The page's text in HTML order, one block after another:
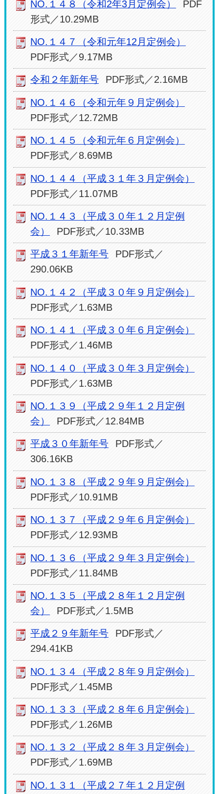
NO.１４８（令和2年3月定例会）
PDF
形式／10.29MB
NO.１４７（令和元年12月定例会）
PDF形式／9.17MB
令和２年新年号 PDF形式／2.16MB
NO.１４６（令和元年９月定例会）
PDF形式／12.72MB
NO.１４５（令和元年６月定例会）
PDF形式／8.69MB
NO.１４４（平成３１年３月定例会）
PDF形式／11.07MB
NO.１４３（平成３０年１２月定例
会）
PDF形式／10.33MB
平成３１年新年号
PDF形式／
290.06KB
NO.１４２（平成３０年９月定例会）
PDF形式／1.63MB
NO.１４１（平成３０年６月定例会）
PDF形式／1.46MB
NO.１４０（平成３０年３月定例会）
PDF形式／1.63MB
NO.１３９（平成２９年１２月定例
会）
PDF形式／12.84MB
平成３０年新年号
PDF形式／
306.16KB
NO.１３８（平成２９年９月定例会）
PDF形式／10.91MB
NO.１３７（平成２９年６月定例会）
PDF形式／12.93MB
NO.１３６（平成２９年３月定例会）
PDF形式／11.84MB
NO.１３５（平成２８年１２月定例
会）
PDF形式／1.5MB
平成２９年新年号
PDF形式／
294.41KB
NO.１３４（平成２８年９月定例会）
PDF形式／1.45MB
NO.１３３（平成２８年６月定例会）
PDF形式／1.26MB
NO.１３２（平成２８年３月定例会）
PDF形式／1.69MB
NO.１３１（平成２７年１２月定例